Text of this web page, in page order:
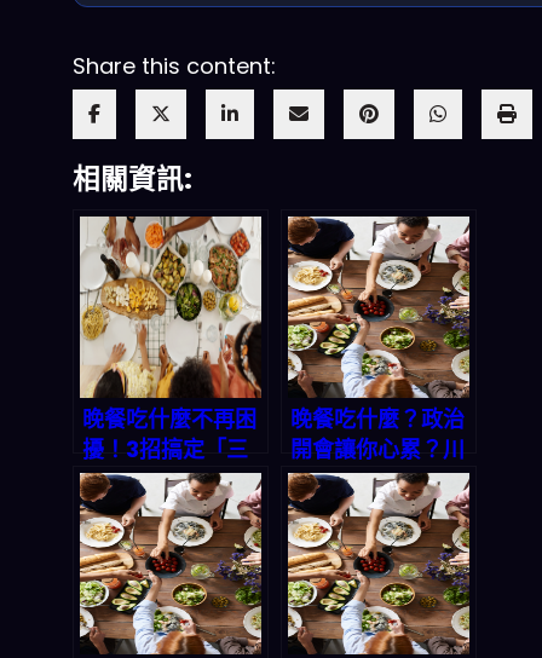
Share this content:
相關資訊:
晚餐吃什麼不再困
擾！3招搞定「三
餸一湯」秒生成
法，讓你不再選擇
困難
晚餐吃什麼？政治
開會讓你心累？川
普與州長和解給我
的啟示：這款
App 讓全家晚餐
選擇「一鍵搞定」